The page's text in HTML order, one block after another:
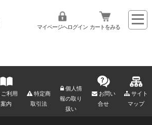
マイページへログイン カートをみる
ご利用
案内
特定商
取引法
個人情
報の取り
扱い
お問い
合せ
サイト
マップ